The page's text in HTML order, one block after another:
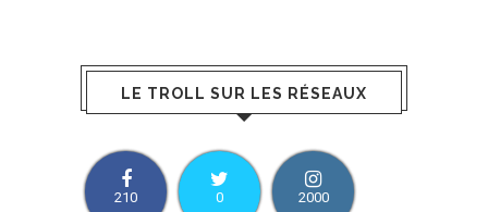
LE TROLL SUR LES RÉSEAUX
210 0 2000